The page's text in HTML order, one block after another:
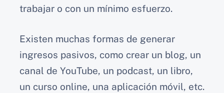
trabajar o con un mínimo esfuerzo.
Existen muchas formas de generar
ingresos pasivos, como crear un blog, un
canal de YouTube, un podcast, un libro,
un curso online, una aplicación móvil, etc.